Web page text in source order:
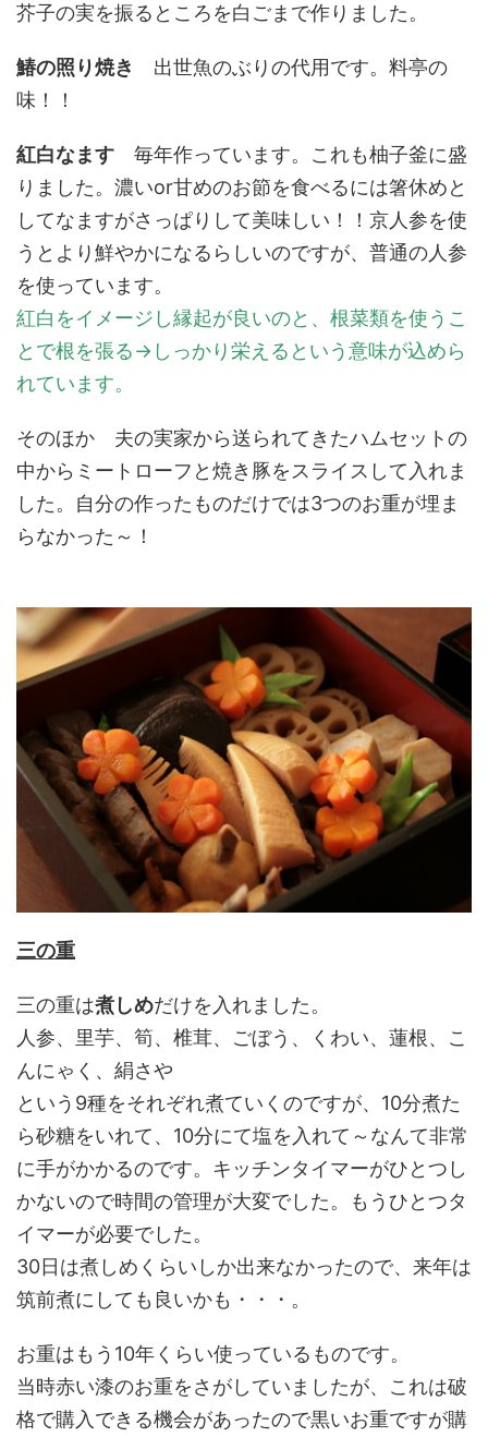
芥子の実を振るところを白ごまで作りました。
鰆の照り焼き
出世魚のぶりの代用です。料亭の
味！！
紅白なます 毎年作っています。これも柚子釜に盛
りました。濃いor甘めのお節を食べるには箸休めと
してなますがさっぱりして美味しい！！京人参を使
うとより鮮やかになるらしいのですが、普通の人参
を使っています。
紅白をイメージし縁起が良いのと、根菜類を使うこ
とで根を張る→しっかり栄えるという意味が込めら
れています。
そのほか 夫の実家から送られてきたハムセットの
中からミートローフと焼き豚をスライスして入れま
した。自分の作ったものだけでは3つのお重が埋ま
らなかった～！
三の重
三の重は煮しめだけを入れました。
人参、里芋、筍、椎茸、ごぼう、くわい、蓮根、こ
んにゃく、絹さや
という9種をそれぞれ煮ていくのですが、10分煮た
ら砂糖をいれて、10分にて塩を入れて～なんて非常
に手がかかるのです。キッチンタイマーがひとつし
かないので時間の管理が大変でした。もうひとつタ
イマーが必要でした。
30日は煮しめくらいしか出来なかったので、来年は
筑前煮にしても良いかも・・・。
お重はもう10年くらい使っているものです。
当時赤い漆のお重をさがしていましたが、これは破
格で購入できる機会があったので黒いお重ですが購